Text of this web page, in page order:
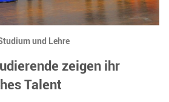
und Lehre
zeigen ihr
Talent